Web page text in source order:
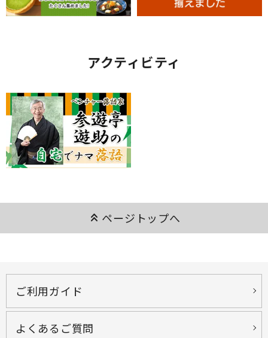
アクティビティ
keyboard_double_arrow_up ページトップへ
ご利用ガイド
よくあるご質問